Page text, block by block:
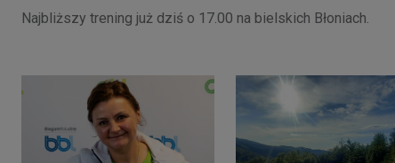
Najbliższy trening już dziś o 17.00 na bielskich Błoniach.